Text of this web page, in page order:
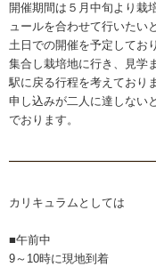
開催期間は５月中旬より栽
ュールを合わせて行いたい
土日での開催を予定してお
集合し栽培地に行き、見学
駅に戻る行程を考えており
申し込みが二人に達しない
でおります。
カリキュラムとしては
■午前中
9～10時に現地到着